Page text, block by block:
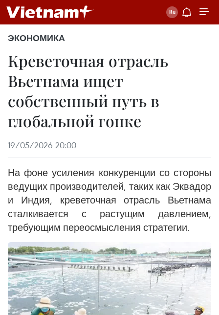
ЭКОНОМИКА
Креветочная отрасль
Вьетнама ищет
собственный путь в
глобальной гонке
19/05/2026 20:00
На фоне усиления конкуренции со стороны
ведущих производителей, таких как Эквадор
и Индия, креветочная отрасль Вьетнама
сталкивается с растущим давлением,
требующим переосмысления стратегии.